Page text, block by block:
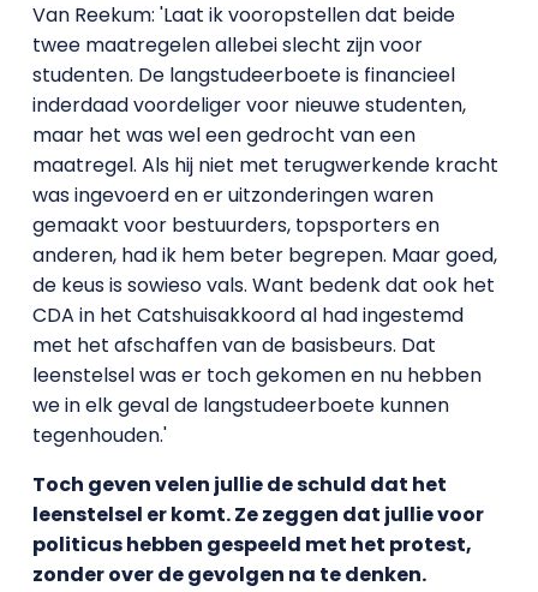
Van Reekum: 'Laat ik vooropstellen dat beide
twee maatregelen allebei slecht zijn voor
studenten. De langstudeerboete is financieel
inderdaad voordeliger voor nieuwe studenten,
maar het was wel een gedrocht van een
maatregel. Als hij niet met terugwerkende kracht
was ingevoerd en er uitzonderingen waren
gemaakt voor bestuurders, topsporters en
anderen, had ik hem beter begrepen. Maar goed,
de keus is sowieso vals. Want bedenk dat ook het
CDA in het Catshuisakkoord al had ingestemd
met het afschaffen van de basisbeurs. Dat
leenstelsel was er toch gekomen en nu hebben
we in elk geval de langstudeerboete kunnen
tegenhouden.'
Toch geven velen jullie de schuld dat het
leenstelsel er komt. Ze zeggen dat jullie voor
politicus hebben gespeeld met het protest,
zonder over de gevolgen na te denken.